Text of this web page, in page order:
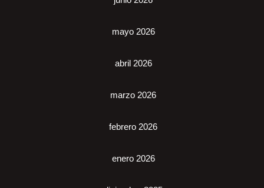
mayo 2026
abril 2026
marzo 2026
febrero 2026
enero 2026